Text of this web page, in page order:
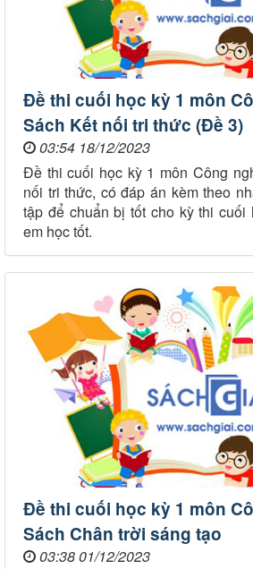
Đề thi cuối học kỳ 1 môn
Sách Kết nối tri thức (Đề 3)
03:54 18/12/2023
Đề thi cuối học kỳ 1 môn Công
nối tri thức, có đáp án kèm theo
tập để chuẩn bị tốt cho kỳ thi cuối
em học tốt.
Đề thi cuối học kỳ 1 môn
Sách Chân trời sáng tạo
03:38 01/12/2023